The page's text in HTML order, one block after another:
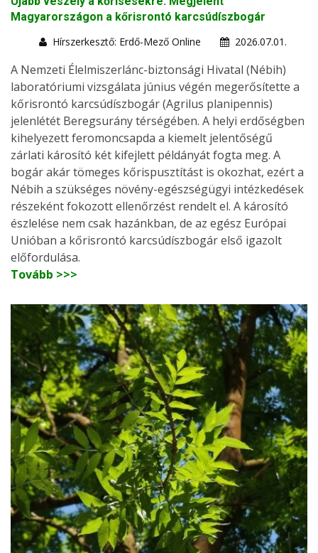
Magyarországon a kőrisrontó karcsúdíszbogár
Hírszerkesztő: Erdő-Mező Online
2026.07.01.
A Nemzeti Élelmiszerlánc-biztonsági Hivatal (Nébih)
laboratóriumi vizsgálata június végén megerősítette a
kőrisrontó karcsúdíszbogár (Agrilus planipennis)
jelenlétét Beregsurány térségében. A helyi erdőségben
kihelyezett feromoncsapda a kiemelt jelentőségű
zárlati károsító két kifejlett példányát fogta meg. A
bogár akár tömeges kőrispusztítást is okozhat, ezért a
Nébih a szükséges növény-egészségügyi intézkedések
részeként fokozott ellenőrzést rendelt el. A károsító
észlelése nem csak hazánkban, de az egész Európai
Unióban a kőrisrontó karcsúdíszbogár első igazolt
előfordulása.
Tovább >>>